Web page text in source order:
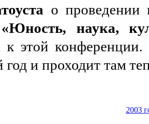
о проведении
«Юность, наука,
к этой
и проходит там
2003